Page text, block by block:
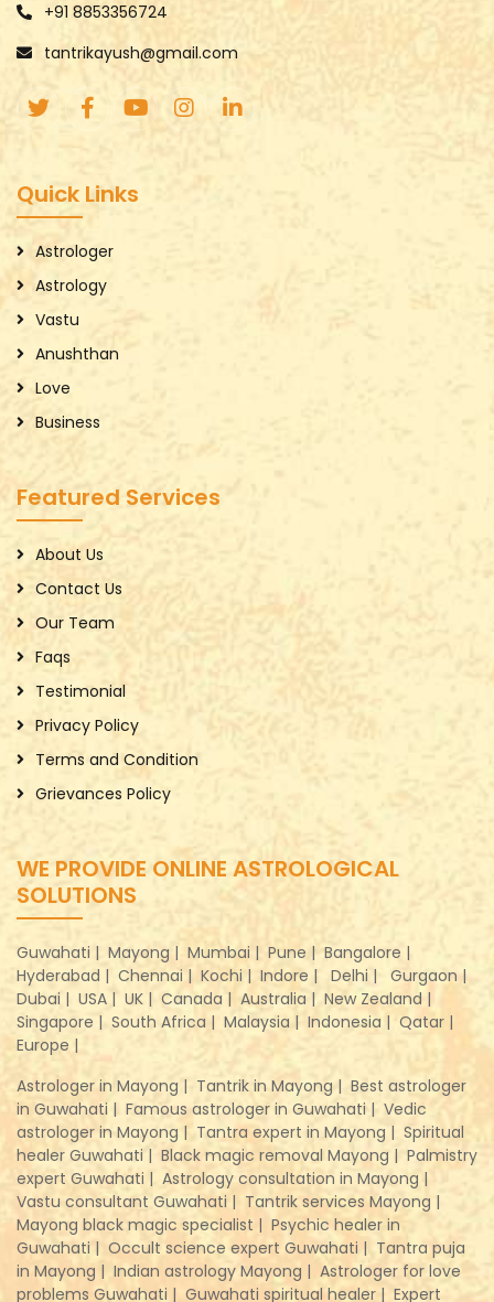
+91 8853356724
tantrikayush@gmail.com
Quick Links
Astrologer
Astrology
Vastu
Anushthan
Love
Business
Featured Services
About Us
Contact Us
Our Team
Faqs
Testimonial
Privacy Policy
Terms and Condition
Grievances Policy
WE PROVIDE ONLINE ASTROLOGICAL
SOLUTIONS
Guwahati | Mayong | Mumbai | Pune | Bangalore |
Hyderabad | Chennai | Kochi | Indore | Delhi |
Gurgaon |
Dubai | USA | UK | Canada | Australia | New Zealand |
Singapore | South Africa | Malaysia | Indonesia | Qatar |
Europe |
Astrologer in Mayong | Tantrik in Mayong | Best astrologer
in Guwahati | Famous astrologer in Guwahati | Vedic
astrologer in Mayong | Tantra expert in Mayong | Spiritual
healer Guwahati | Black magic removal Mayong | Palmistry
expert Guwahati | Astrology consultation in Mayong |
Vastu consultant Guwahati | Tantrik services Mayong |
Mayong black magic specialist | Psychic healer in
Guwahati | Occult science expert Guwahati | Tantra puja
in Mayong | Indian astrology Mayong | Astrologer for love
problems Guwahati | Guwahati spiritual healer | Expert